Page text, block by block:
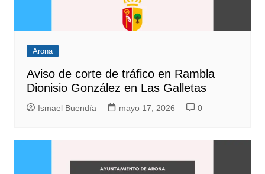
Arona
Aviso de corte de tráfico en Rambla
Dionisio González en Las Galletas
Ismael Buendía mayo 17, 2026 0